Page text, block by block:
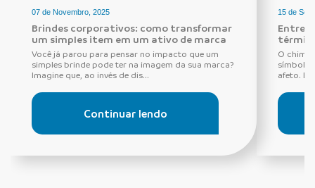
07 de Novembro, 2025
Brindes corporativos: como transformar
um simples item em um ativo de marca
Você já parou para pensar no impacto que um
simples brinde pode ter na imagem da sua marca?
Imagine que, ao invés de dis...
Continuar lendo
15 de
Entre
O
símbolo
afeto.